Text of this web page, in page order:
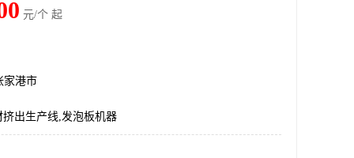
元/个 起
家港市
挤出生产线,发泡板机器